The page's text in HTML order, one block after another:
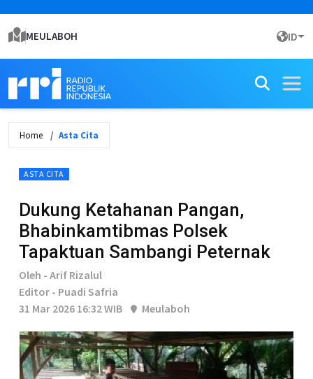
MEULABOH ID
Home Asta Cita
ASTA CITA
Dukung Ketahanan Pangan,
Bhabinkamtibmas Polsek
Tapaktuan Sambangi Peternak
Oleh - Arif Rizalul
Editor - Puadi Safria
31 Mar 2026 16:32 WIB
Meulaboh